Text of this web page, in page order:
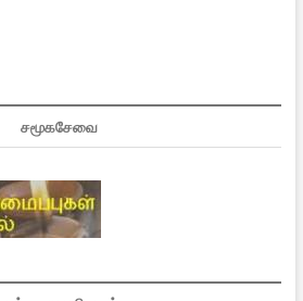
சமூகசேவை